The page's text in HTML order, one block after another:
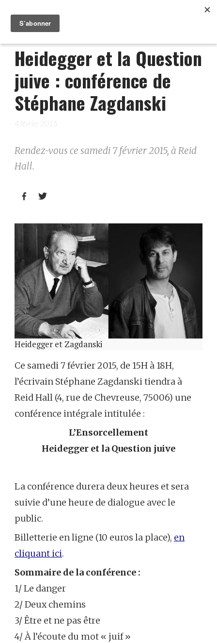
Heidegger et la Question
juive : conférence de
Stéphane Zagdanski
4 février 2015
Rendez-vous ce samedi 7 février 2015, à Reid
Hall.
 
Heidegger et Zagdanski
Ce samedi 7 février 2015, de 15H à 18H,
l’écrivain Stéphane Zagdanski tiendra à
Reid Hall (4, rue de Chevreuse, 75006) une
conférence intégrale intitulée :
L’Ensorcellement
Heidegger et la Question juive
La conférence durera deux heures et sera
suivie d’une heure de dialogue avec le
public.
Billetterie en ligne (10 euros la place), en
cliquant ici.
Sommaire de la conférence :
1/ Le danger
2/ Deux chemins
3/ Être et ne pas être
4/ À l’écoute du mot « juif »